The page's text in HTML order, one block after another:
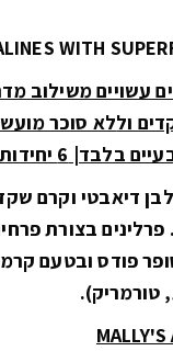
WITH
עשויים משילוב
וללא סוכר
6 יחידות| חלבי.
דיאבטי וקרם
בצורת
פודס ובטעם
טורמריק).
MALLY'S